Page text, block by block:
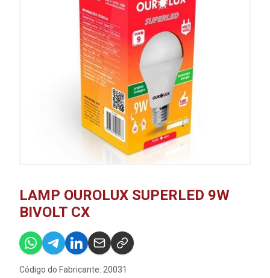
LAMP OUROLUX SUPERLED 9W
BIVOLT CX
Código do Fabricante: 20031